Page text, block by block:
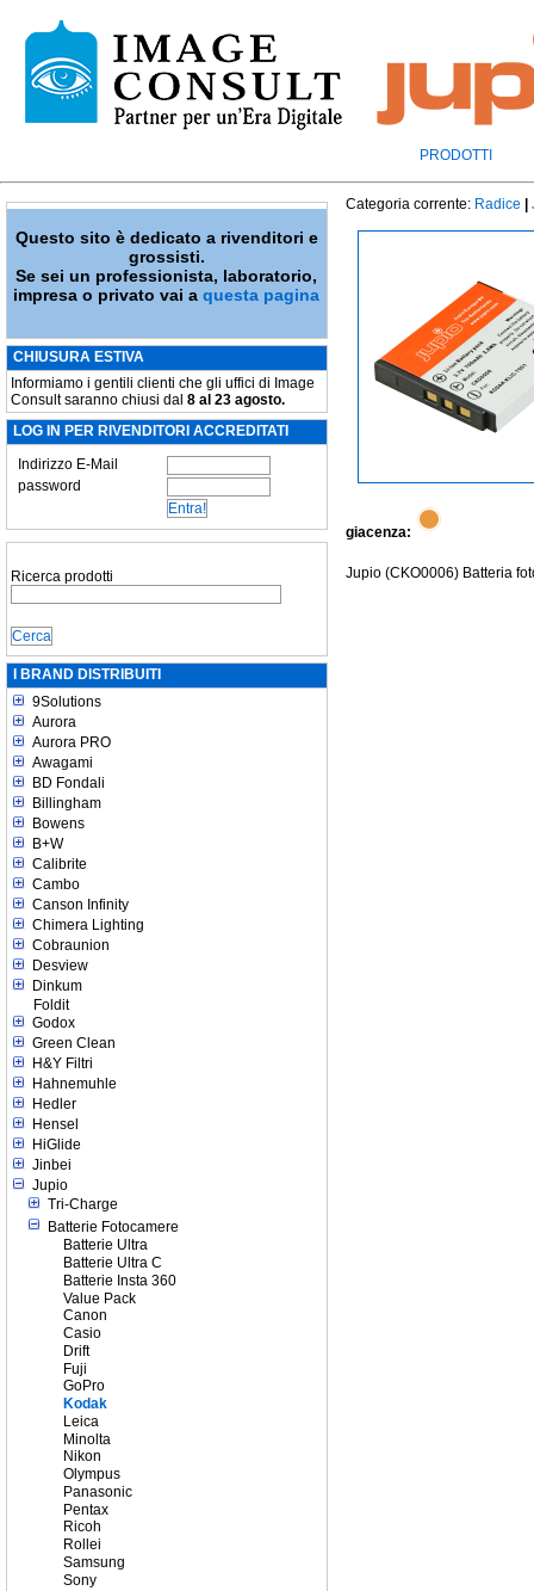
PRODOTTI
Questo sito è dedicato a rivenditori e
grossisti.
Se sei un professionista, laboratorio,
impresa o privato vai aquesta pagina
CHIUSURA ESTIVA
Informiamo i gentili clienti che gli uffici di Image
Consult saranno chiusi dal 8 al 23 agosto.
LOG IN PER RIVENDITORI ACCREDITATI
Indirizzo E-Mail
password
Ricerca prodotti
I BRAND DISTRIBUITI
9Solutions
Aurora
Aurora PRO
Awagami
BD Fondali
Billingham
Bowens
B+W
Calibrite
Cambo
Canson Infinity
Chimera Lighting
Cobraunion
Desview
Dinkum
Foldit
Godox
Green Clean
H&Y Filtri
Hahnemuhle
Hedler
Hensel
HiGlide
Jinbei
Jupio
Tri-Charge
Batterie Fotocamere
Batterie Ultra
Batterie Ultra C
Batterie Insta 360
Value Pack
Canon
Casio
Drift
Fuji
GoPro
Kodak
Leica
Minolta
Nikon
Olympus
Panasonic
Pentax
Ricoh
Rollei
Samsung
Sony
Categoria corrente: Radice
giacenza:
Jupio (CKO0006) Batteria